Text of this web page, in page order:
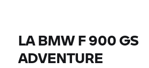
LA BMW F 900 GS
ADVENTURE